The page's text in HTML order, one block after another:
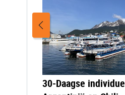
30-Daagse